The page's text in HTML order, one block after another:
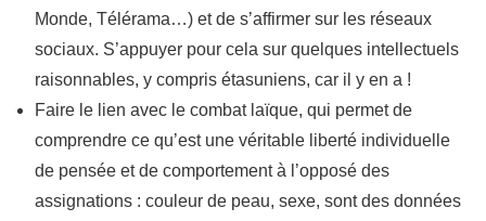
Monde, Télérama…) et de s’affirmer sur les réseaux
sociaux. S’appuyer pour cela sur quelques intellectuels
raisonnables, y compris étasuniens, car il y en a !
Faire le lien avec le combat laïque, qui permet de
comprendre ce qu’est une véritable liberté individuelle
de pensée et de comportement à l’opposé des
assignations : couleur de peau, sexe, sont des données